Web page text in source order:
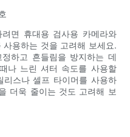
면 휴대용 검사용 카메라와
용하는 것을 고려해 보세요.
하고 흔들림을 방지하는 데
나 느린 셔터 속도를 사용할
스나 셀프 타이머를 사용하
더욱 줄이는 것도 고려해 보